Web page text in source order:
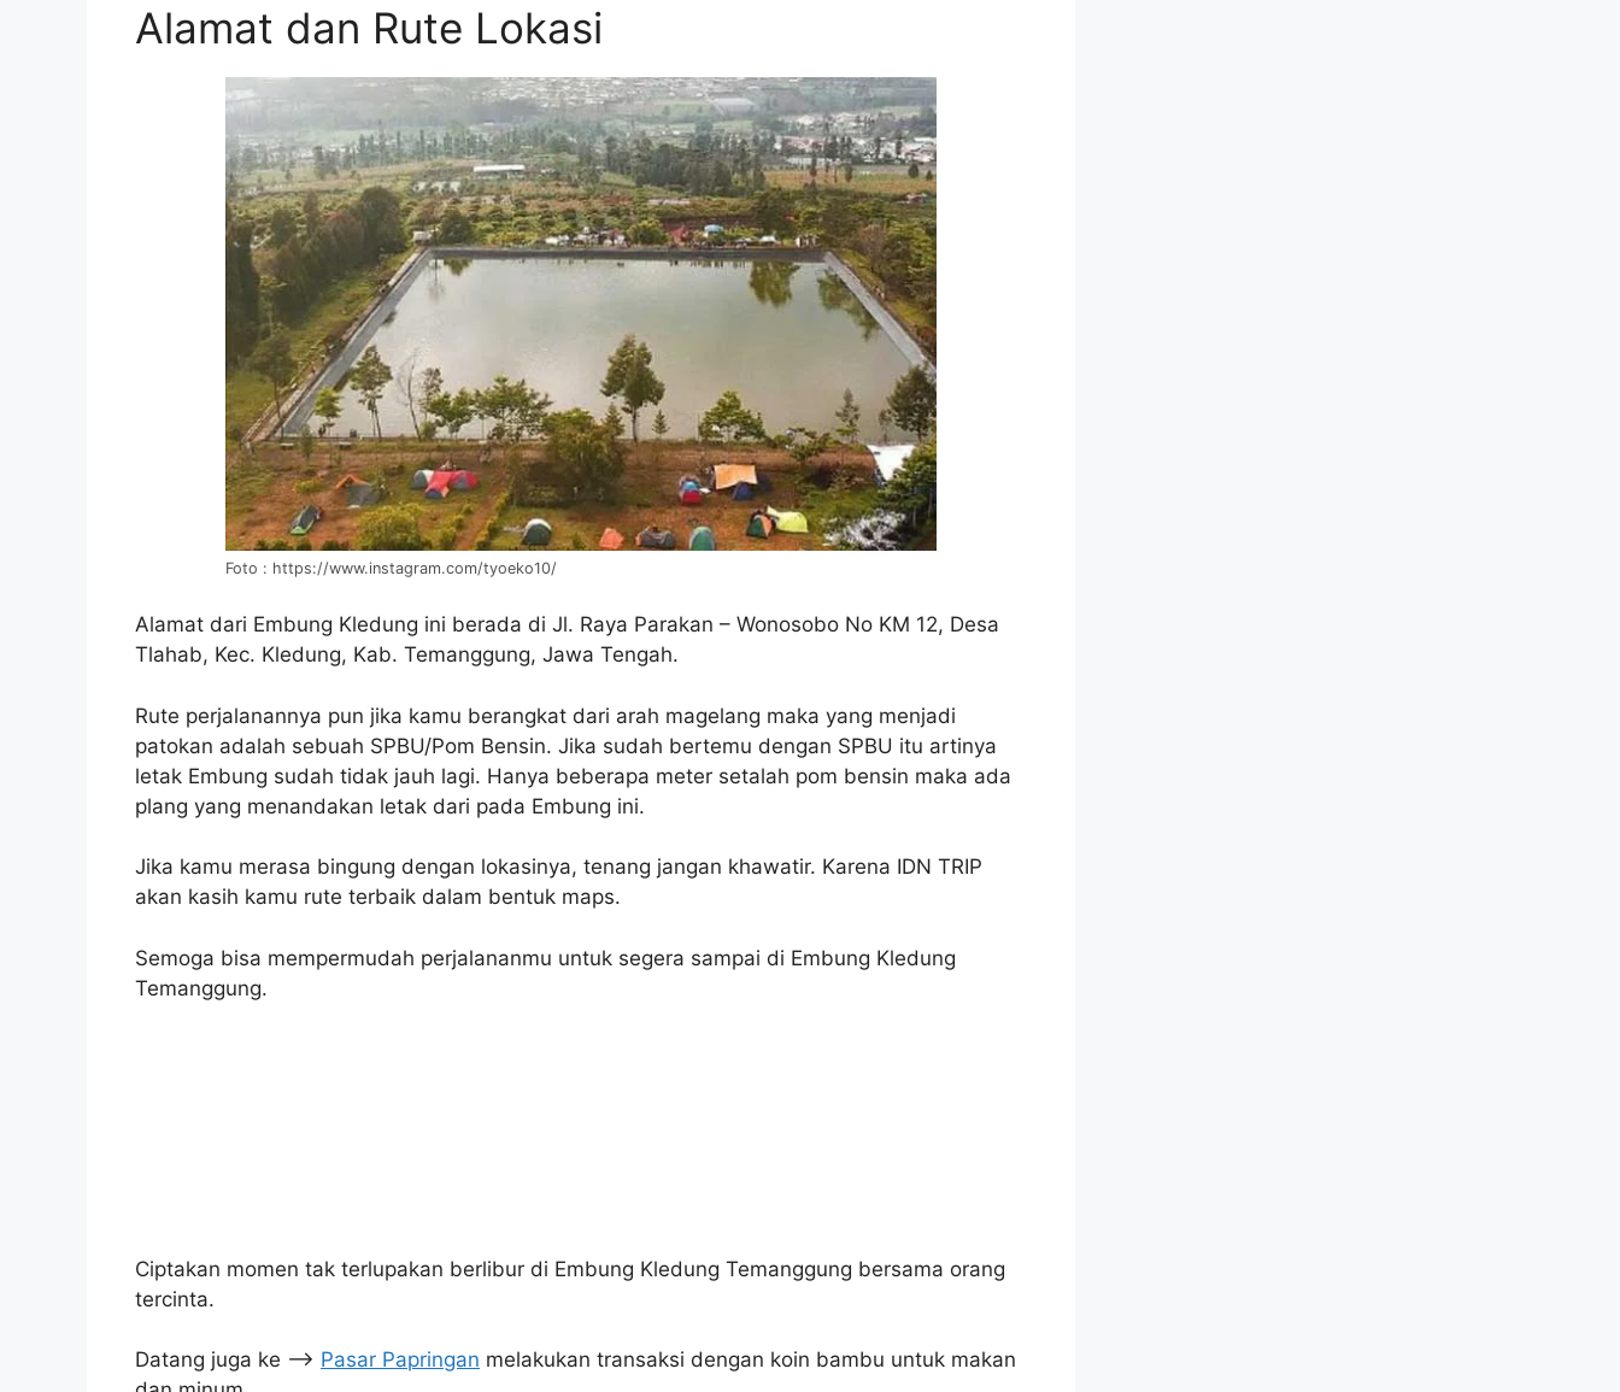
Alamat dan Rute Lokasi
Foto : https://www.instagram.com/tyoeko10/
Alamat dari Embung Kledung ini berada di Jl. Raya Parakan – Wonosobo No KM 12, Desa
Tlahab, Kec. Kledung, Kab. Temanggung, Jawa Tengah.
Rute perjalanannya pun jika kamu berangkat dari arah magelang maka yang menjadi
patokan adalah sebuah SPBU/Pom Bensin. Jika sudah bertemu dengan SPBU itu artinya
letak Embung sudah tidak jauh lagi. Hanya beberapa meter setalah pom bensin maka ada
plang yang menandakan letak dari pada Embung ini.
Jika kamu merasa bingung dengan lokasinya, tenang jangan khawatir. Karena IDN TRIP
akan kasih kamu rute terbaik dalam bentuk maps.
Semoga bisa mempermudah perjalananmu untuk segera sampai di Embung Kledung
Temanggung.
Ciptakan momen tak terlupakan berlibur di Embung Kledung Temanggung bersama orang
tercinta.
Datang juga ke –> Pasar Papringan melakukan transaksi dengan koin bambu untuk makan